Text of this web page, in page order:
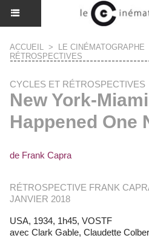
ACCUEIL > LE CINÉMATOGRAPHE
RÉTROSPECTIVES
CYCLES ET RÉTROSPECTIVES
New York-
Happened One
de Frank Capra
RÉTROSPECTIVE FRANK CAPRA • DÉCEMBRE 2017 /
JANVIER 2018
USA, 1934, 1h45, VOSTF
avec Clark Gable, Claudette